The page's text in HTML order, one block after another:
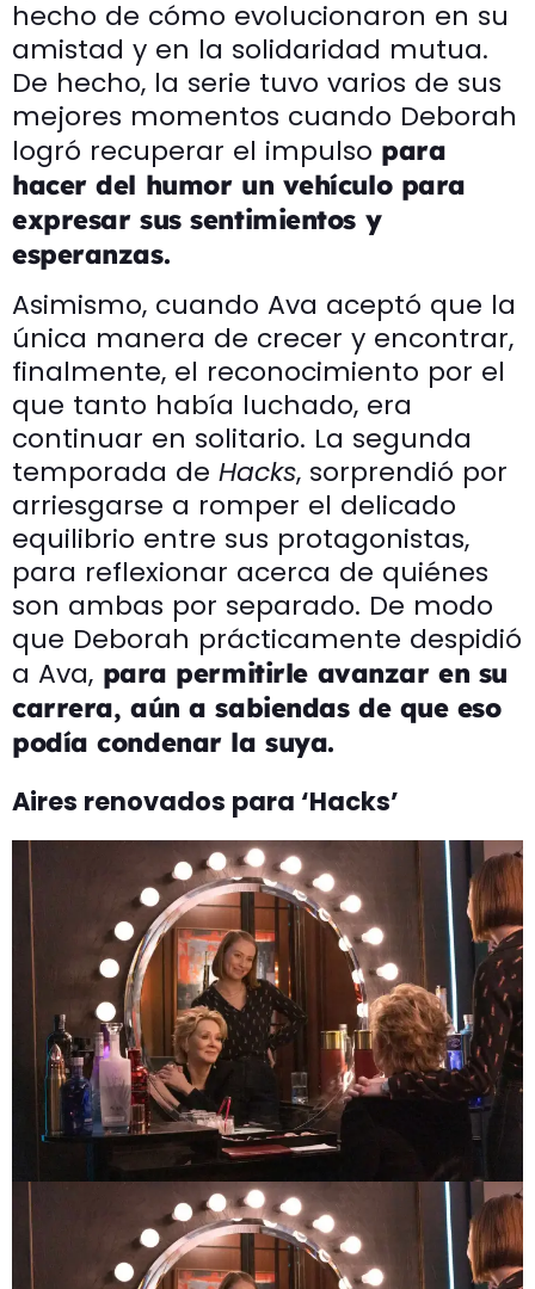
hecho de cómo evolucionaron en su
amistad y en la solidaridad mutua.
De hecho, la serie tuvo varios de sus
mejores momentos cuando Deborah
logró recuperar el impulso para
hacer del humor un vehículo para
expresar sus sentimientos y
esperanzas.
Asimismo, cuando Ava aceptó que la
única manera de crecer y encontrar,
finalmente, el reconocimiento por el
que tanto había luchado, era
continuar en solitario. La segunda
temporada de Hacks, sorprendió por
arriesgarse a romper el delicado
equilibrio entre sus protagonistas,
para reflexionar acerca de quiénes
son ambas por separado. De modo
que Deborah prácticamente despidió
a Ava, para permitirle avanzar en su
carrera, aún a sabiendas de que eso
podía condenar la suya.
Aires renovados para ‘Hacks’